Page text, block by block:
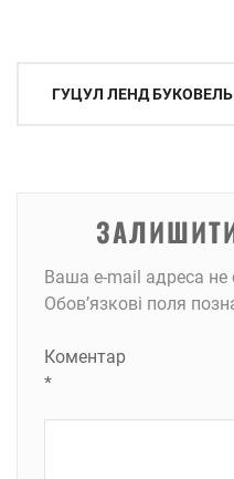
Навігація
ГУЦУЛ ЛЕНД БУКОВЕЛЬ
Ваша e-mail адреса
Обов’язкові поля
Коментар
*